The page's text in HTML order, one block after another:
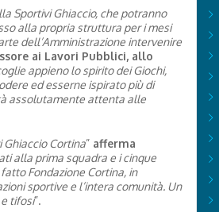
Sportivi Ghiaccio, che potranno
alla propria struttura per i mesi
dell’Amministrazione intervenire
ai Lavori Pubblici, allo
appieno lo spirito dei Giochi,
ed esserne ispirato più di
assolutamente attenta alle
Cortina” afferma
alla prima squadra e i cinque
Fondazione Cortina, in
sportive e l’intera comunità. Un
tifosi”.